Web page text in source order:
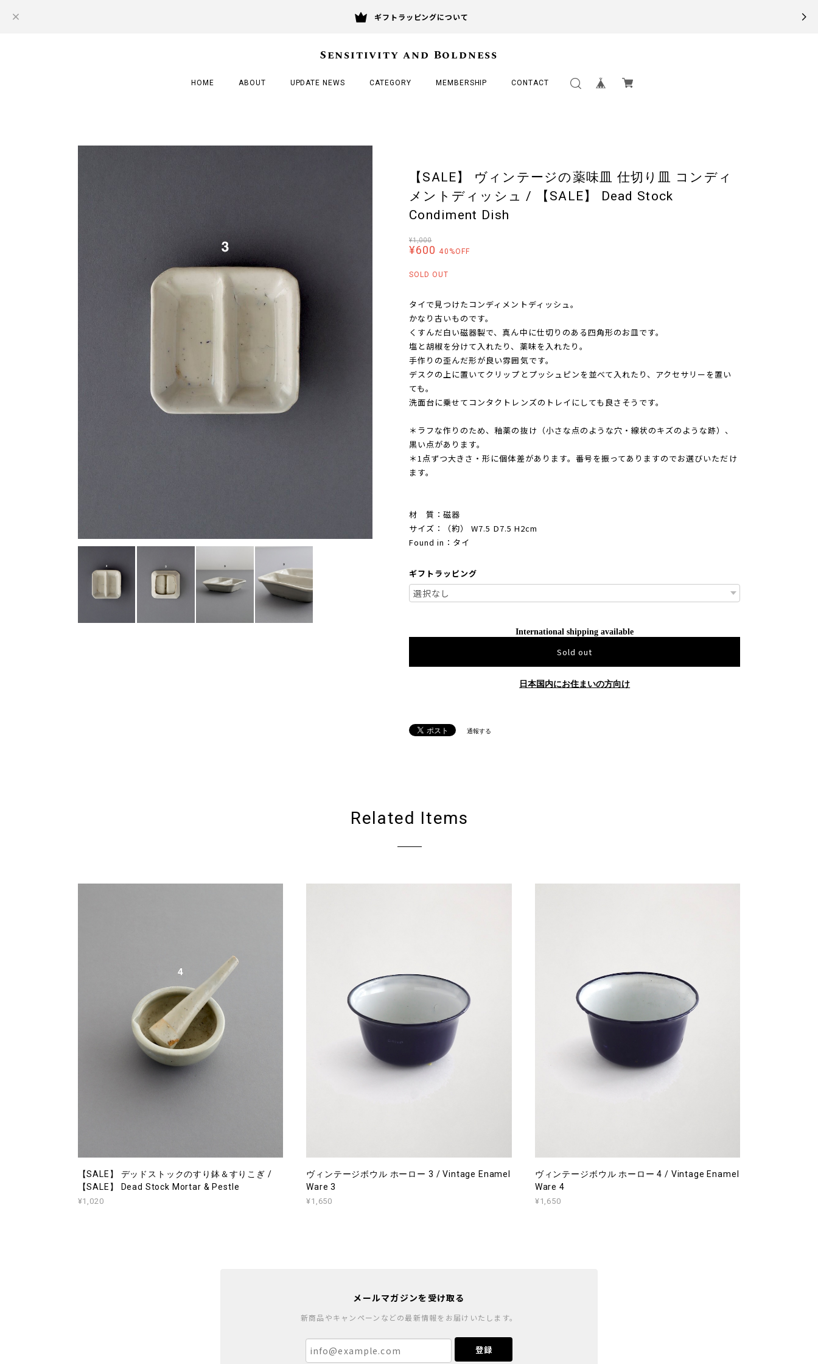
ギフトラッピングについて
Sensitivity and Boldness
HOME ABOUT UPDATE NEWS CATEGORY MEMBERSHIP CONTACT
【SALE】 ヴィンテージの薬味皿 仕切り皿 コンディ
メントディッシュ / 【SALE】 Dead Stock
Condiment Dish
¥1,000
¥600 40%OFF
SOLD OUT
タイで見つけたコンディメントディッシュ。
かなり古いものです。
くすんだ白い磁器製で、真ん中に仕切りのある四角形のお皿です。
塩と胡椒を分けて入れたり、薬味を入れたり。
手作りの歪んだ形が良い雰囲気です。
デスクの上に置いてクリップとプッシュピンを並べて入れたり、アクセサリーを置い
ても。
洗面台に乗せてコンタクトレンズのトレイにしても良さそうです。
＊ラフな作りのため、釉薬の抜け（小さな点のような穴・線状のキズのような跡）、
黒い点があります。
＊1点ずつ大きさ・形に個体差があります。番号を振ってありますのでお選びいただけ
ます。
材 質：磁器
サイズ：（約） W7.5 D7.5 H2cm
Found in：タイ
ギフトラッピング
International shipping available
Sold out
日本国内にお住まいの方向け
通報する
Related Items
【SALE】 デッドストックのすり鉢＆すりこぎ /
【SALE】 Dead Stock Mortar & Pestle
¥1,020
ヴィンテージボウル ホーロー 3 / Vintage Enamel
Ware 3
¥1,650
ヴィンテージボウル ホーロー 4 / Vintage Enamel
Ware 4
¥1,650
メールマガジンを受け取る
新商品やキャンペーンなどの最新情報をお届けいたします。
登録